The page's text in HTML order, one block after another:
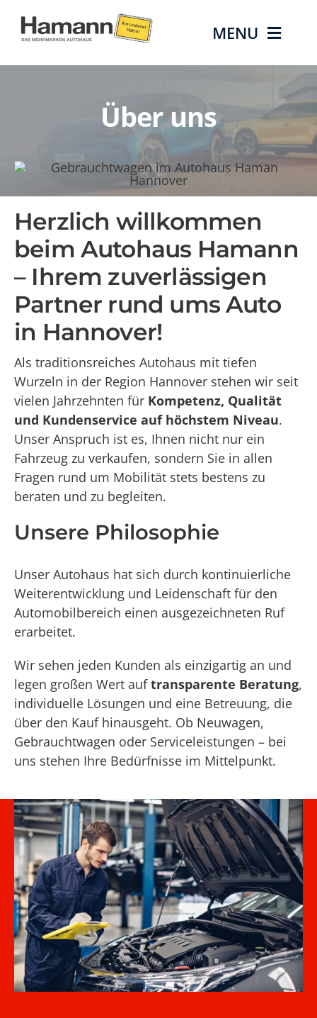
Inhalt
springen
MENU
Aktionen &
Service
Über uns
Über uns
Herzlich willkommen
beim Autohaus Hamann
– Ihrem zuverlässigen
Partner rund ums Auto
in Hannover!
Als traditionsreiches Autohaus mit tiefen
Wurzeln in der Region Hannover stehen wir seit
vielen Jahrzehnten für Kompetenz, Qualität
und Kundenservice auf höchstem Niveau.
Unser Anspruch ist es, Ihnen nicht nur ein
Fahrzeug zu verkaufen, sondern Sie in allen
Fragen rund um Mobilität stets bestens zu
beraten und zu begleiten.
Unsere Philosophie
Unser Autohaus hat sich durch kontinuierliche
Weiterentwicklung und Leidenschaft für den
Automobilbereich einen ausgezeichneten Ruf
erarbeitet.
Wir sehen jeden Kunden als einzigartig an und
legen großen Wert auftransparente Beratung,
individuelle Lösungen und eine Betreuung, die
über den Kauf hinausgeht. Ob Neuwagen,
Gebrauchtwagen oder Serviceleistungen – bei
uns stehen Ihre Bedürfnisse im Mittelpunkt.